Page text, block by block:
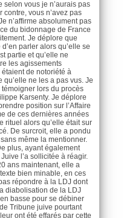
vous je n’aurais pas
contre, vous n’avez pas
n’affirme absolument pas
du bidonnage de France
Je déplore que
parler alors qu’elle se
partie et qu’elle ne
les agissements
de notoriété à
ne les a pas vus. Je
lors du procès
Karsenty. Je déplore
position sur l’Affaire
de ces dernières années
rituel alors qu’elle était sur
De surcroit, elle a pondu
même la mentionner.
plus, ayant également
l’a sollicitée à réagir.
ans maintenant, elle a
bien minable, en ces
répondre à la LDJ dont
diabolisation de la LDJ
basse pour se débiner
Tribune juive pourtant
ont été effarés par cette